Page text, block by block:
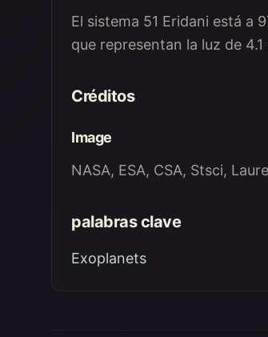
El sistema 51 Eridani está a
que representan la luz de
Créditos
Image
NASA, ESA, CSA, Stsci,
palabras clave
Exoplanets